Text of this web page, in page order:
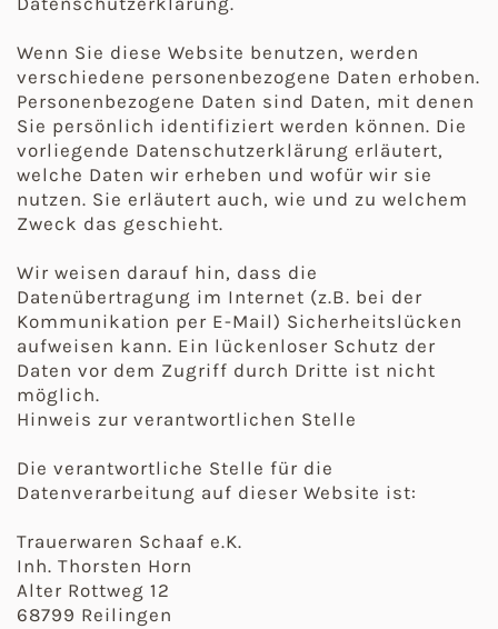
Wenn Sie diese Website benutzen, werden
verschiedene personenbezogene Daten erhoben.
Personenbezogene Daten sind Daten, mit denen
Sie persönlich identifiziert werden können. Die
vorliegende Datenschutzerklärung erläutert,
welche Daten wir erheben und wofür wir sie
nutzen. Sie erläutert auch, wie und zu welchem
Zweck das geschieht.
Wir weisen darauf hin, dass die
Datenübertragung im Internet (z.B. bei der
Kommunikation per E-Mail) Sicherheitslücken
aufweisen kann. Ein lückenloser Schutz der
Daten vor dem Zugriff durch Dritte ist nicht
möglich.
Hinweis zur verantwortlichen Stelle
Die verantwortliche Stelle für die
Datenverarbeitung auf dieser Website ist:
Trauerwaren Schaaf e.K.
Inh. Thorsten Horn
Alter Rottweg 12
68799 Reilingen